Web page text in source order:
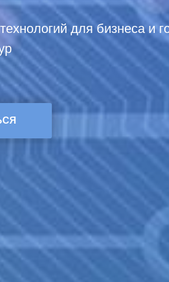
для бизнеса и